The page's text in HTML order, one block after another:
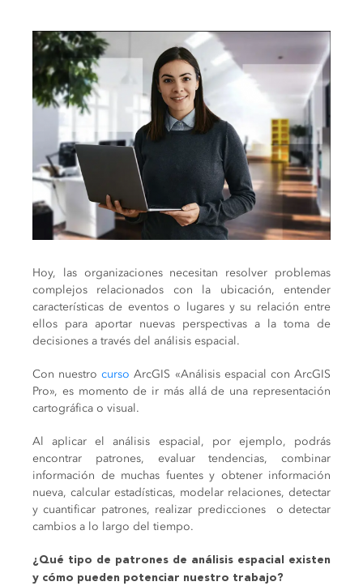
Hoy, las organizaciones necesitan resolver problemas
complejos relacionados con la ubicación, entender
características de eventos o lugares y su relación entre
ellos para aportar nuevas perspectivas a la toma de
decisiones a través del análisis espacial.
Con nuestrocurso ArcGIS «Análisis espacial con ArcGIS
Pro», es momento de ir más allá de una representación
cartográfica o visual.
Al aplicar el análisis espacial, por ejemplo, podrás
encontrar patrones, evaluar tendencias, combinar
información de muchas fuentes y obtener información
nueva, calcular estadísticas, modelar relaciones, detectar
y cuantificar patrones, realizar predicciones o detectar
cambios a lo largo del tiempo.
¿Qué tipo de patrones de análisis espacial existen
y cómo pueden potenciar nuestro trabajo?